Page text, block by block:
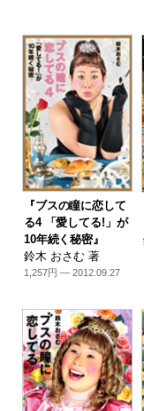
『ブスの瞳に恋して
る4 「愛してる!」が
10年続く秘密』
鈴木 おさむ 著
1,257円 — 2012.09.27